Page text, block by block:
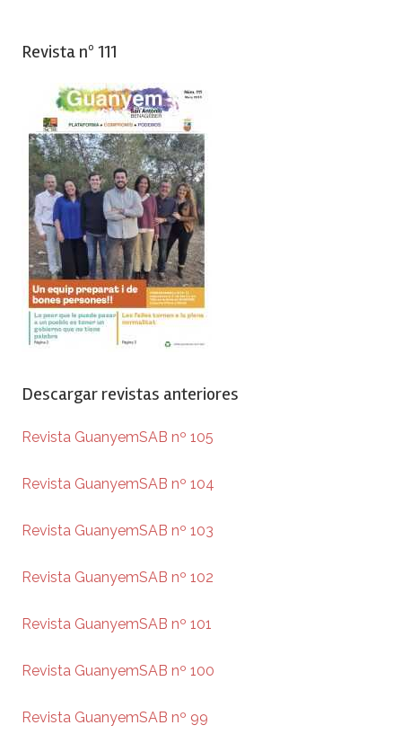
Revista nº 111
Descargar revistas anteriores
Revista GuanyemSAB nº 105
Revista GuanyemSAB nº 104
Revista GuanyemSAB nº 103
Revista GuanyemSAB nº 102
Revista GuanyemSAB nº 101
Revista GuanyemSAB nº 100
Revista GuanyemSAB nº 99